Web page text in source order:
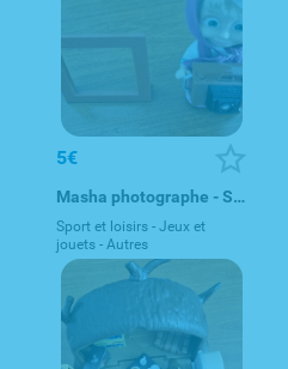
5€
Masha photographe - Simba Toys 109301017
Sport et loisirs - Jeux et
jouets - Autres